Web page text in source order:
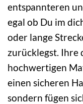
entspannteren
egal ob Du im
oder lange
zurücklegst.
hochwertigen
einen sicheren
sondern fügen